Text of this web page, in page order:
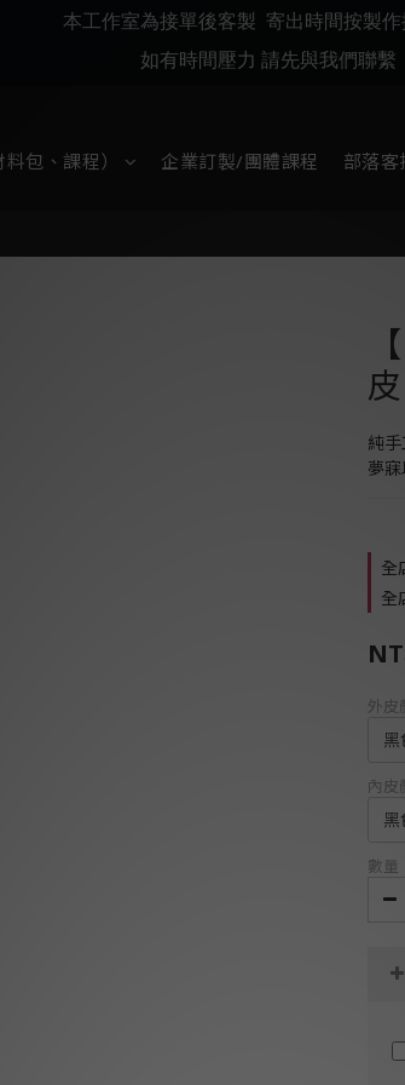
包、課程） 企業訂製/團體課程 部落客
皮
純
夢寐
全
全
外皮
內皮
數量
本工作室為接單後客製 寄出時間按製作
如有時間壓力 請先與我們聯繫